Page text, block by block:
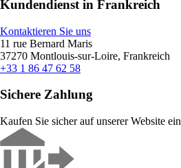
Kundendienst in Frankreich
Kontaktieren Sie uns
11 rue Bernard Maris
37270 Montlouis-sur-Loire, Frankreich
+33 1 86 47 62 58
Sichere Zahlung
Kaufen Sie sicher auf unserer Website ein